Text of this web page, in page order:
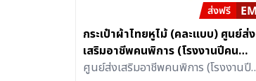
กระเป๋าผ้าไทยหูไม้ (คละแบบ) ศูนย์ส่ง
เสริมอาชีพคนพิการ (โรงงานปีคน
พิการสากล)
ศูนย์ส่งเสริมอาชีพคนพิการ (โรงงานปี